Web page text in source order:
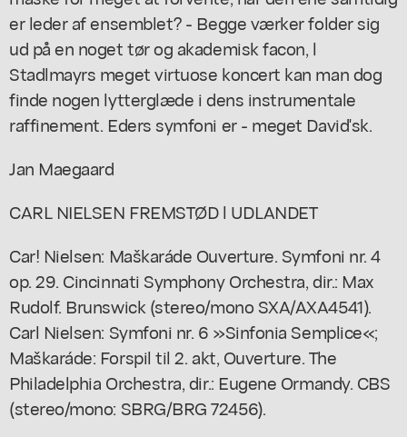
er leder af ensemblet? - Begge værker folder sig
ud på en noget tør og akademisk facon, l
Stadlmayrs meget virtuose koncert kan man dog
finde nogen lytterglæde i dens instrumentale
raffinement. Eders symfoni er - meget David'sk.
Jan Maegaard
CARL NIELSEN FREMSTØD l UDLANDET
Car! Nielsen: Maškaráde Ouverture. Symfoni nr. 4
op. 29. Cincinnati Symphony Orchestra, dir.: Max
Rudolf. Brunswick (stereo/mono SXA/AXA4541).
Carl Nielsen: Symfoni nr. 6 »Sinfonia Semplice«;
Maškaráde: Forspil til 2. akt, Ouverture. The
Philadelphia Orchestra, dir.: Eugene Ormandy. CBS
(stereo/mono: SBRG/BRG 72456).